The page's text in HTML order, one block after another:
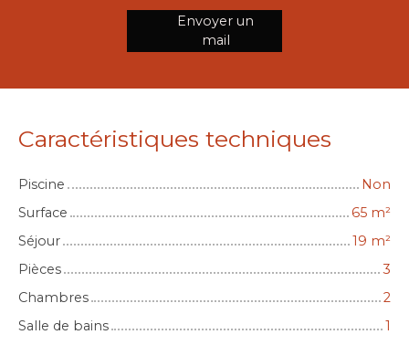
Envoyer un
mail
Caractéristiques techniques
Piscine
Non
Surface
65 m²
Séjour
19 m²
Pièces
3
Chambres
2
Salle de bains
1